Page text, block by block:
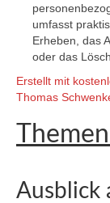
umfasst
Erheben, das
oder das
Erstellt mit
Thomas
Ausblick